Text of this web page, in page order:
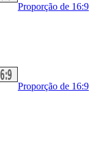
Proporção de 16:9
Proporção de 16:9